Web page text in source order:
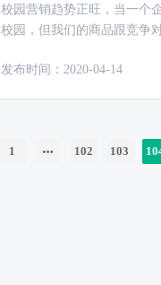
校园营销趋势正旺，当一个
校园，但我们的商品跟竞争对
发布时间：2020-04-14
1 102 103